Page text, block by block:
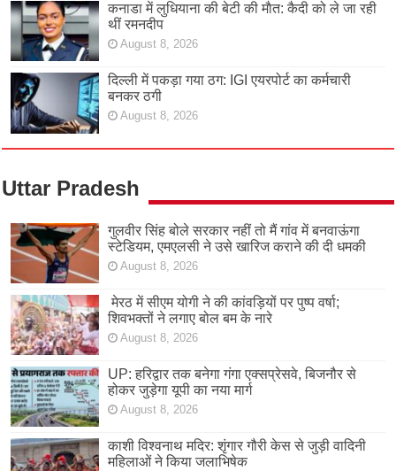
कनाडा में लुधियाना की बेटी की माैत: कैदी को ले जा रही
थीं रमनदीप
August 8, 2026
दिल्ली में पकड़ा गया ठग: IGI एयरपोर्ट का कर्मचारी
बनकर ठगी
August 8, 2026
Uttar Pradesh
गुलवीर सिंह बोले सरकार नहीं तो मैं गांव में बनवाऊंगा
स्टेडियम, एमएलसी ने उसे खारिज कराने की दी धमकी
August 8, 2026
मेरठ में सीएम योगी ने की कांवड़ियों पर पुष्प वर्षा;
शिवभक्तों ने लगाए बोल बम के नारे
August 8, 2026
UP: हरिद्वार तक बनेगा गंगा एक्सप्रेसवे, बिजनौर से
होकर जुड़ेगा यूपी का नया मार्ग
August 8, 2026
काशी विश्वनाथ मदिर: शृंगार गौरी केस से जुड़ी वादिनी
महिलाओं ने किया जलाभिषेक